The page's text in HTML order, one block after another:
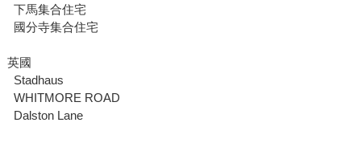
下馬集合住宅
國分寺集合住宅
英國
Stadhaus
WHITMORE ROAD
Dalston Lane